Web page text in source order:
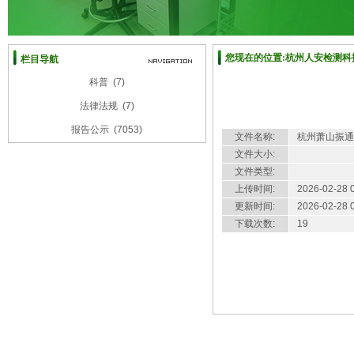
栏目导航
科普(7)
法律法规(7)
报告公示 (7053)
您现在的位置:杭州人安检测
文件名称:
杭州萧山振
文件大小:
文件类型:
上传时间:
2026-02-28
更新时间:
2026-02-28
下载次数:
19